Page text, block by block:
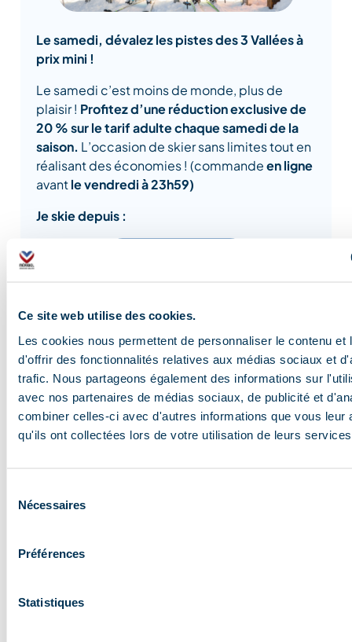
Ce site web utilise des cookies.
Les cookies nous permettent de personnaliser le contenu et
d'offrir des fonctionnalités relatives aux médias sociaux et
trafic. Nous partageons également des informations sur
avec nos partenaires de médias sociaux, de publicité et
combiner celles-ci avec d'autres informations que vous leur
qu'ils ont collectées lors de votre utilisation de leurs
Nécessaires
Préférences
Statistiques
Le samedi, dévalez les pistes des 3 Vallées à
prix mini !
Le samedi c’est moins de monde, plus de
plaisir ! Profitez d’une réduction exclusive de
20 % sur le tarif adulte chaque samedi de la
saison. L’occasion de skier sans limites tout en
réalisant des économies ! (commandeen ligne
avantle vendredi à 23h59)
Je skie depuis :
FORFAIT OFFERT
Vous avez 75 ans ou plus, votre enfant à moins